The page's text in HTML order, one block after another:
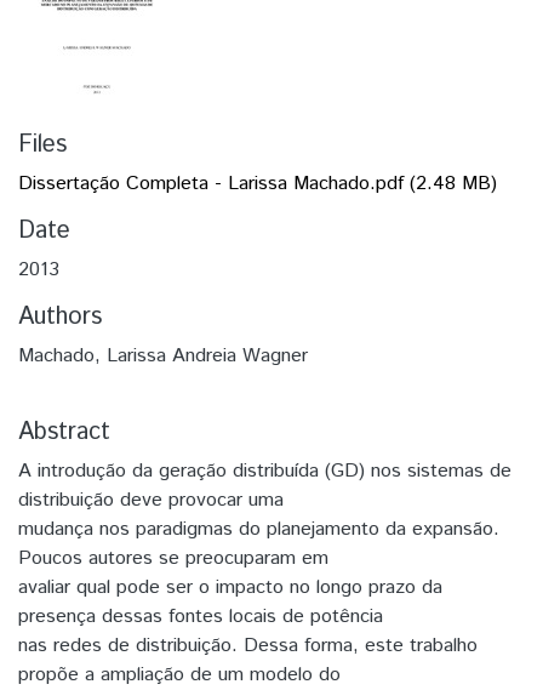
Files
Dissertação Completa - Larissa Machado.pdf(2.48 MB)
Date
2013
Authors
Machado, Larissa Andreia Wagner
Abstract
A introdução da geração distribuída (GD) nos sistemas de
distribuição deve provocar uma
mudança nos paradigmas do planejamento da expansão.
Poucos autores se preocuparam em
avaliar qual pode ser o impacto no longo prazo da
presença dessas fontes locais de potência
nas redes de distribuição. Dessa forma, este trabalho
propõe a ampliação de um modelo do